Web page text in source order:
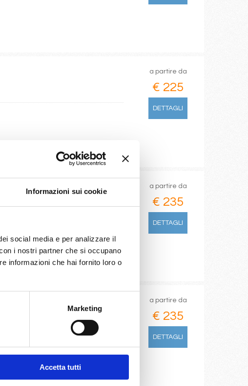
Informazioni sui cookie
social media e per analizzare il
i nostri partner che si occupano
informazioni che hai fornito loro o
Marketing
Accetta tutti
a partire da
€ 225
DETTAGLI
a partire da
€ 235
DETTAGLI
a partire da
€ 235
DETTAGLI